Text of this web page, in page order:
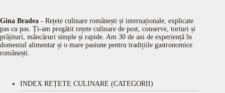
Gina Bradea - Rețete culinare românești și internaționale, explicate
pas cu pas. Ți-am pregătit rețete culinare de post, conserve, torturi și
prăjituri, mâncăruri simple și rapide. Am 30 de ani de experiență în
domeniul alimentar și o mare pasiune pentru tradițiile gastronomice
românești.
INDEX REȚETE CULINARE (CATEGORII)